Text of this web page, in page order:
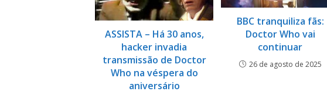
ASSISTA – Há 30 anos,
hacker invadia
transmissão de Doctor
Who na véspera do
aniversário
BBC tranquiliza fãs:
Doctor Who vai
continuar
26 de agosto de 2025